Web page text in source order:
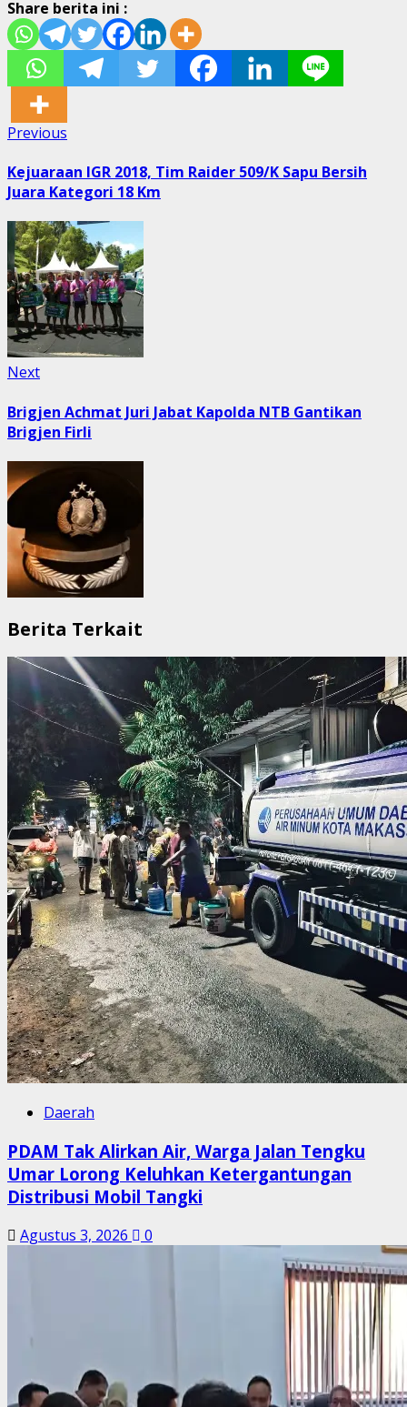
Share berita ini :
Post
navigation
Previous
Kejuaraan IGR 2018, Tim Raider 509/K Sapu Bersih
Juara Kategori 18 Km
NextNext
Brigjen Achmat Juri Jabat Kapolda NTB Gantikan
Brigjen Firli
Berita Terkait
Daerah
PDAM Tak Alirkan Air, Warga Jalan Tengku
Umar Lorong Keluhkan Ketergantungan
Distribusi Mobil Tangki
Agustus 3, 2026 0